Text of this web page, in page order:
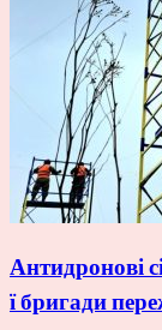
Антидронові
ї бригади